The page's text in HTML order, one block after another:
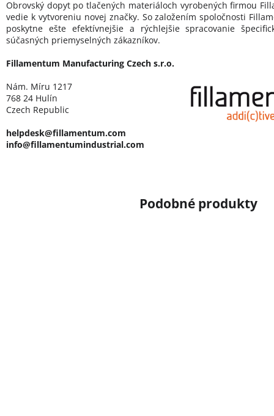
Obrovský dopyt po tlačených materiáloch vyrobených firmou
vedie k vytvoreniu novej značky. So založením spoločnosti
poskytne ešte efektívnejšie a rýchlejšie spracovanie
súčasných priemyselných zákazníkov.
Fillamentum Manufacturing Czech s.r.o.
Nám. Míru 1217
768 24 Hulín
Czech Republic
helpdesk@fillamentum.com
info@fillamentumindustrial.com